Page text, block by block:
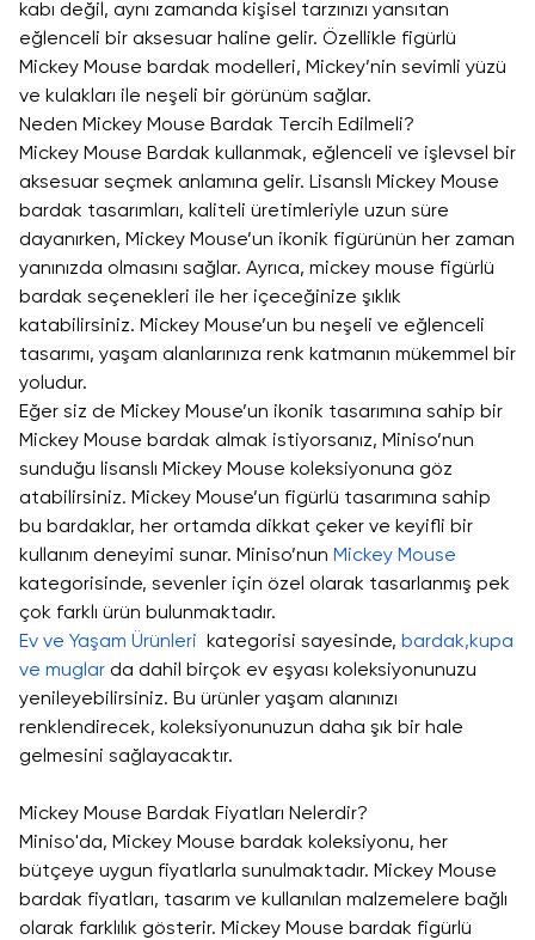
kabı değil, aynı zamanda kişisel tarzınızı yansıtan
eğlenceli bir aksesuar haline gelir. Özellikle figürlü
Mickey Mouse bardak modelleri, Mickey’nin sevimli yüzü
ve kulakları ile neşeli bir görünüm sağlar.
Neden Mickey Mouse Bardak Tercih Edilmeli?
Mickey Mouse Bardak kullanmak, eğlenceli ve işlevsel bir
aksesuar seçmek anlamına gelir. Lisanslı Mickey Mouse
bardak tasarımları, kaliteli üretimleriyle uzun süre
dayanırken, Mickey Mouse’un ikonik figürünün her zaman
yanınızda olmasını sağlar. Ayrıca, mickey mouse figürlü
bardak seçenekleri ile her içeceğinize şıklık
katabilirsiniz. Mickey Mouse’un bu neşeli ve eğlenceli
tasarımı, yaşam alanlarınıza renk katmanın mükemmel bir
yoludur.
Eğer siz de Mickey Mouse’un ikonik tasarımına sahip bir
Mickey Mouse bardak almak istiyorsanız, Miniso’nun
sunduğu lisanslı Mickey Mouse koleksiyonuna göz
atabilirsiniz. Mickey Mouse’un figürlü tasarımına sahip
bu bardaklar, her ortamda dikkat çeker ve keyifli bir
kullanım deneyimi sunar. Miniso’nun Mickey Mouse
kategorisinde, sevenler için özel olarak tasarlanmış pek
çok farklı ürün bulunmaktadır.
Ev ve Yaşam Ürünleri kategorisi sayesinde, bardak,kupa
ve muglar da dahil birçok ev eşyası koleksiyonunuzu
yenileyebilirsiniz. Bu ürünler yaşam alanınızı
renklendirecek, koleksiyonunuzun daha şık bir hale
gelmesini sağlayacaktır.
Mickey Mouse Bardak Fiyatları Nelerdir?
Miniso'da, Mickey Mouse bardak koleksiyonu, her
bütçeye uygun fiyatlarla sunulmaktadır. Mickey Mouse
bardak fiyatları, tasarım ve kullanılan malzemelere bağlı
olarak farklılık gösterir. Mickey Mouse bardak figürlü